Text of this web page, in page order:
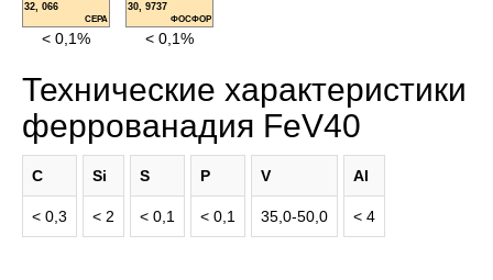
32, 066
СЕРА
< 0,1%
30, 9737
ФОСФОР
< 0,1%
Технические характеристики
феррованадия FeV40
C
< 0,3
Si
< 2
S
< 0,1
P
< 0,1
V
35,0-50,0
Al
< 4